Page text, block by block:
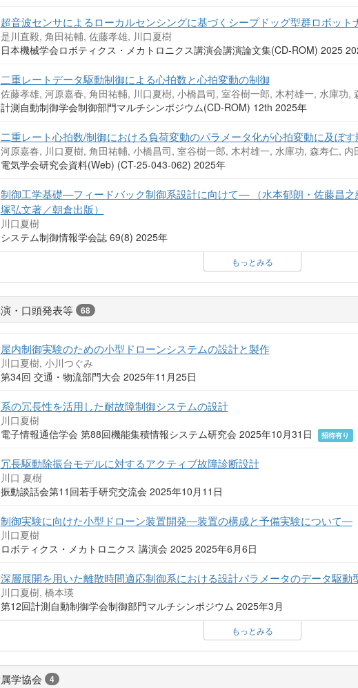
超音波センサによるローカルセンシングに基づくシープドッグ型群ロボッ
是川直毅, 角田祐輔, 佐藤孝雄, 川口夏樹
日本機械学会ロボティクス・メカトロニクス講演会講演論文集(CD-ROM) 2025
二重レートデータ駆動制御による心拍数と心拍変動の制御
佐藤孝雄, 河原嘉春, 角田祐輔, 川口夏樹, 小橋昌司, 室谷樹一郎, 木村雄一, 水庫功,
計測自動制御学会制御部門マルチシンポジウム(CD-ROM) 12th 2025年
二重レート心拍数/制御における負荷変動のパラメータ化が心拍変動に及ぼす
河原嘉春, 川口夏樹, 角田祐輔, 小橋昌司, 室谷樹一郎, 木村雄一, 水庫功, 森寿仁, 内
電気学会研究会資料(Web) (CT-25-043-062) 2025年
制御工学基礎—フィードバック制御系設計に向けて— （水本郁朗・佐藤昌
塚弘文著／朝倉出版）
川口夏樹
システム制御情報学会誌 69(8) 2025年
もっとみる
・口頭発表等 68
屋内制御実験のための小型ドローンシステムの設計と製作
川口夏樹, 小川つぐみ
第34回 交通・物流部門大会 2025年11月25日
系の冗長性を活用した耐故障制御システムの設計
川口夏樹
電子情報通信学会 第88回機能集積情報システム研究会 2025年10月31日
招待有り
冗長駆動除振台モデルに対するアクティブ故障診断設計
川口 夏樹
振動談話会第11回若手研究交流会 2025年10月11日
制御実験に向けた小型ドローン装置開発―装置の構成と予備実験について―
川口夏樹
ロボティクス・メカトロニクス 講演会 2025 2025年6月6日
深層展開を用いた離散時間適応制御系における設計パラメータのデータ駆動
川口夏樹, 橋本瑛
第12回計測自動制御学会制御部門マルチシンポジウム 2025年3月
もっとみる
学協会 4